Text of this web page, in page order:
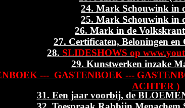
24. Mark Schouwink in
25. Mark Schouwink in
26. Mark in de Volkskrant
27. Certificaten, Beloningen en
28. SLIDESHOWS op
29. Kunstwerken inzake
--- GASTENBOEK ---
ACHTER )
31. Een jaar voorbij, de